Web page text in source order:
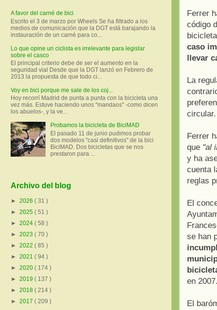
Ferrer
código
caso
llevar
La
circular.
Ferrer
que "al
y ha
cuenta
reglas
El
se han
en
El
A favor del carné de bici
Escrito el 3 de marzo por Wheels Se ha filtrado a los
medios de comunicación que la DGT está barajando la
instauración de un carné para co...
Lo que opine un ciclista es irrelevante para legislar
sobre el casco
El principal criterio debe de ser el aumento en la
seguridad vial Desde que la DGT lanzó en Febrero de
2013 la propuesta de que todo ci...
Voy en bici porque me sale de los coj...
Hoy recorrí Madrid de punta a punta con la bicicleta una
vez más. Estuve haciendo unos "mandaos" -como dicen
los abuelos-, y la ve...
Probamos la bicicleta de BiciMAD
El pasado 11 de junio pudimos probar
dos modelos "casi definitivos" de la bici
BiciMAD. Dos bicicletas que se nos
prestaron para ...
Archivo del blog
► 2026 ( 31 )
► 2025 ( 51 )
► 2024 ( 58 )
► 2023 ( 70 )
► 2022 ( 85 )
► 2021 ( 94 )
► 2020 ( 174 )
► 2019 ( 137 )
► 2018 ( 214 )
► 2017 ( 209 )